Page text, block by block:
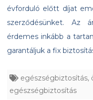
évforduló előtt díjat
szerződésünket. Az
érdemes inkább a
garantáljuk a fix
egészségbiztosítás,
egészségbiztosítás